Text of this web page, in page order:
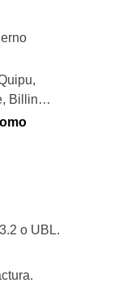
Billin…
o UBL.